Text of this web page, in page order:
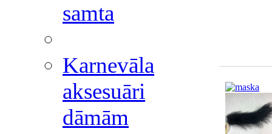
samta
Karnevāla
aksesuāri
dāmām